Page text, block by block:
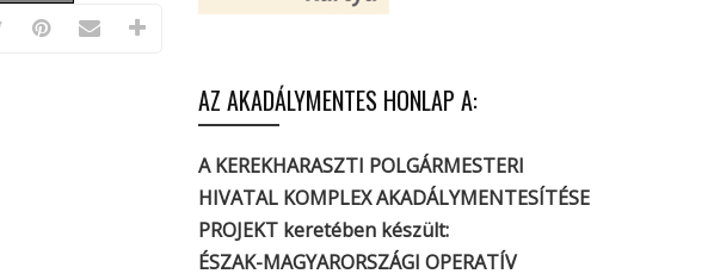
AZ AKADÁLYMENTES HONLAP A:
A KEREKHARASZTI POLGÁRMESTERI
HIVATAL KOMPLEX AKADÁLYMENTESÍTÉSE
PROJEKT keretében készült:
ÉSZAK-MAGYARORSZÁGI OPERATÍV